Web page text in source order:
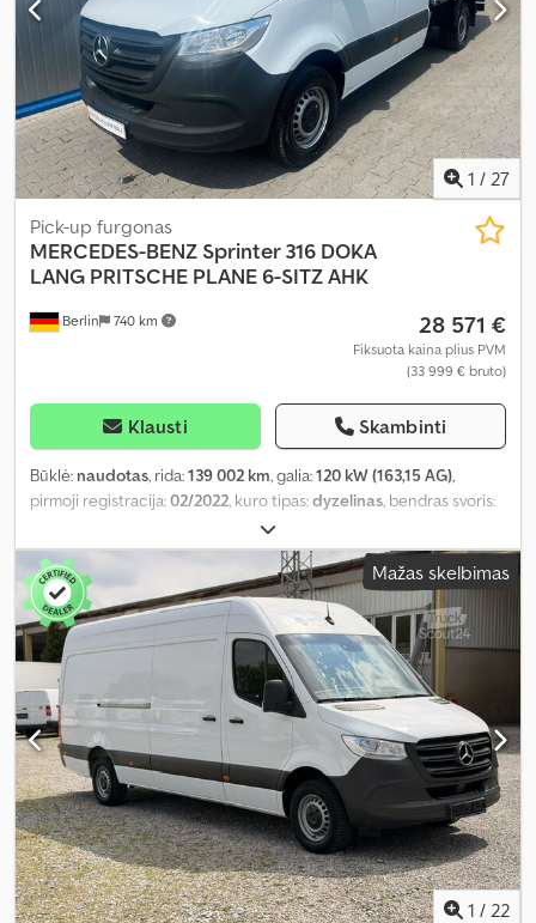
1 / 27
Berlin 740 km
Pick-up furgonas
MERCEDES-BENZ Sprinter 316 DOKA
LANG PRITSCHE PLANE 6-SITZ AHK
28 571 €
Fiksuota kaina plius PVM
(33 999 € bruto)
Klausti Skambinti
Būklė: naudotas, rida:139 002 km, galia:120 kW (163,15 AG),
pirmoji registracija:02/2022, kuro tipas:dyzelinas, bendras svoris:
02/2028
automatinis, emisijos klasė:Euro 6, sėdimų vietų skaičius:6,
Gamybos metai:
ABS, autonominis šildytuvas,
centrinis užraktas, elektroninė stabilumo programa (ESP),
navigacijos sistema, oro kondicionavimas, suodžių filtras,
Mažas skelbimas
1 / 22